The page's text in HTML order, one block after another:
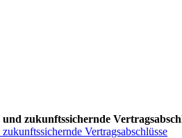
zukunftssichernde
Vertragsabschlüsse